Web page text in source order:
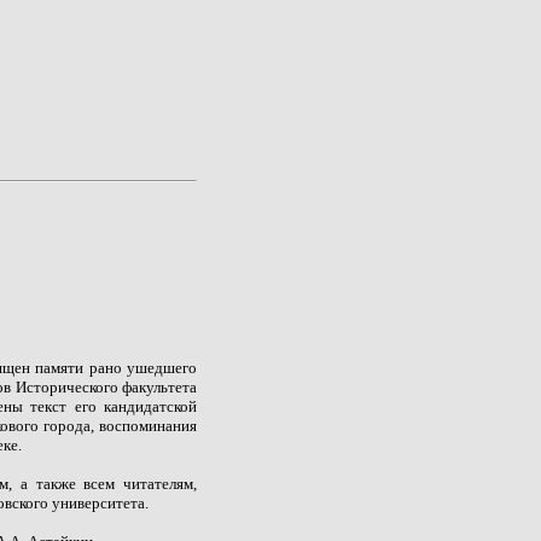
памяти рано ушедшего
Исторического факультета
текст его кандидатской
города, воспоминания
а также всем читателям,
университета.